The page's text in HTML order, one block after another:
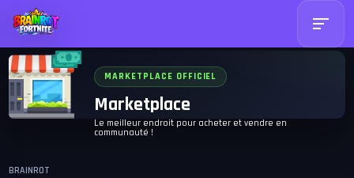
MARKETPLACE OFFICIEL
Marketplace
Le meilleur endroit pour acheter et vendre en
communauté !
BRAINROT